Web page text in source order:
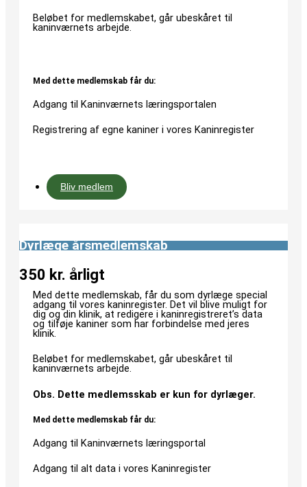
Beløbet for medlemskabet, går ubeskåret til
kaninværnets arbejde.
Med dette medlemskab får du:
Adgang til Kaninværnets læringsportalen
Registrering af egne kaniner i vores Kaninregister
Bliv medlem
Dyrlæge årsmedlemskab
350 kr. årligt
Med dette medlemskab, får du som dyrlæge special
adgang til vores kaninregister. Det vil blive muligt for
dig og din klinik, at redigere i kaninregistreret’s data
og tilføje kaniner som har forbindelse med jeres
klinik.
Beløbet for medlemskabet, går ubeskåret til
kaninværnets arbejde.
Obs. Dette medlemsskab er kun for dyrlæger.
Med dette medlemskab får du:
Adgang til Kaninværnets læringsportal
Adgang til alt data i vores Kaninregister